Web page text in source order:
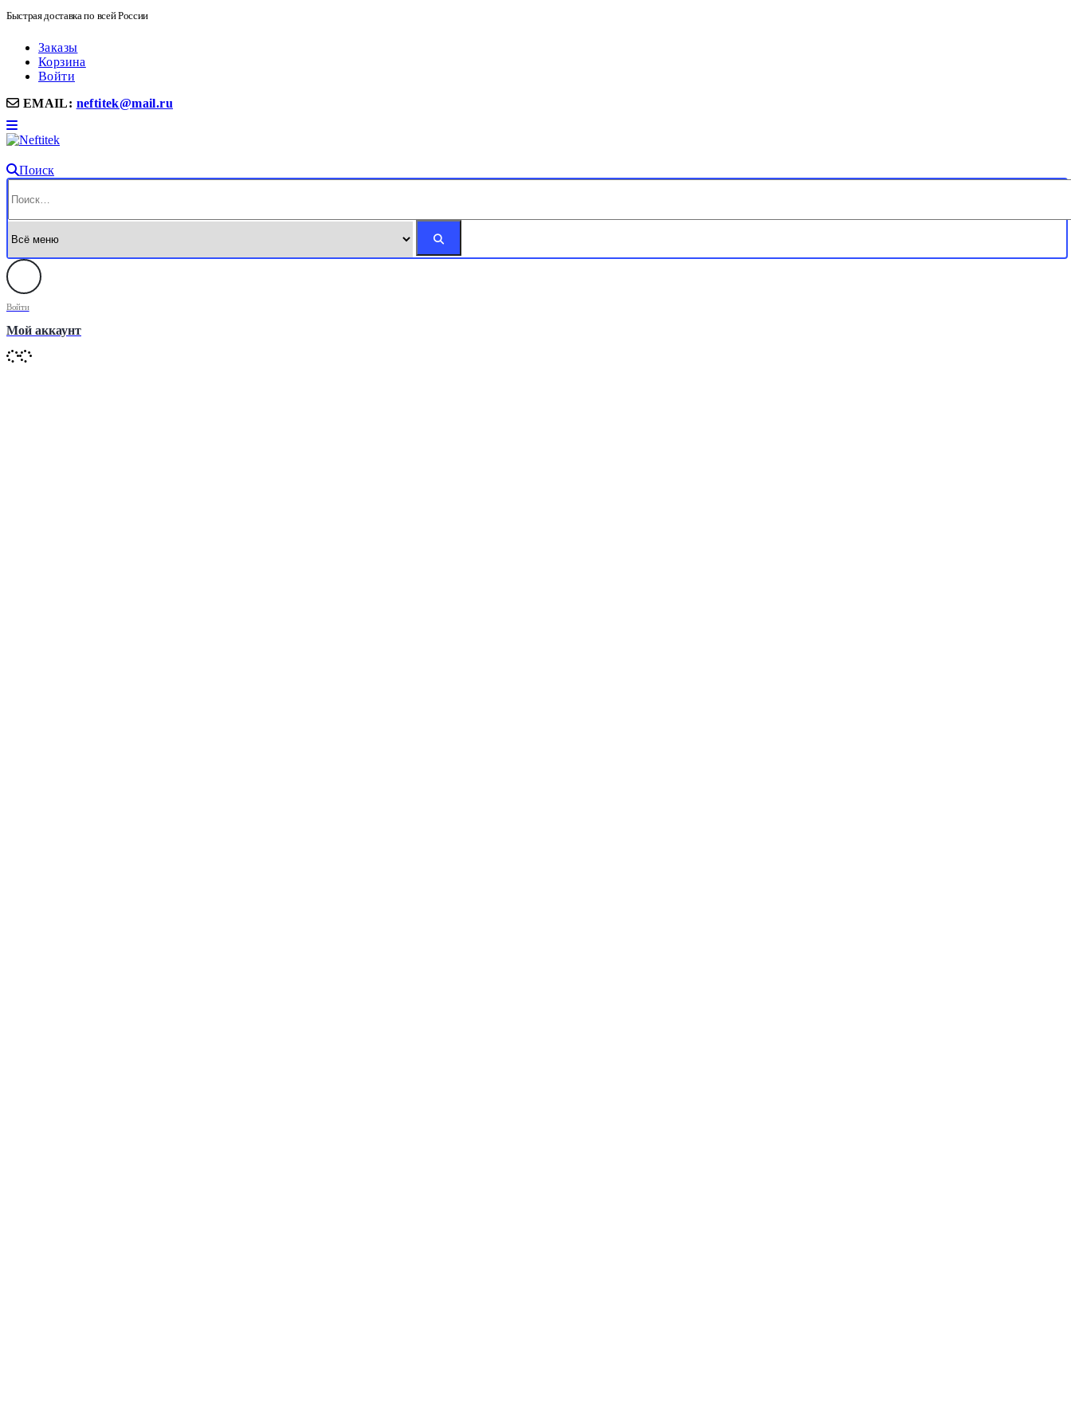
Быстрая доставка по всей России
Заказы
Корзина
Войти
EMAIL: neftitek@mail.ru
Поиск
Войти
Мой аккаунт